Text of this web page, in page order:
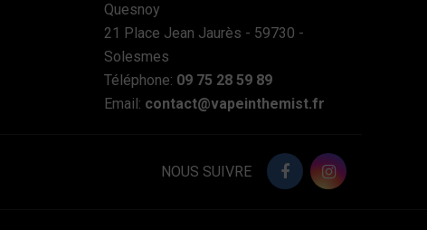
Quesnoy
21 Place Jean Jaurès - 59730 -
Solesmes
Téléphone: 09 75 28 59 89
Email: contact@vapeinthemist.fr
NOUS SUIVRE